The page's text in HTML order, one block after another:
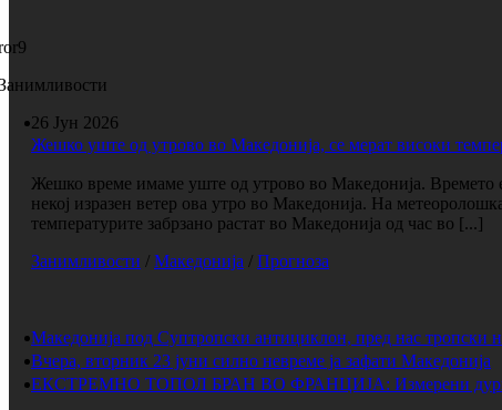
26 Јун 2026
Жешко уште од утрово во Македонија, се мерат високи
Жешко време имаме уште од утрово во Македонија. Времето
некој изразен ветер ова утро во Македонија. На
температурите забрзано растат во Македонија од час во [...]
Занимливости / Македонија / Прогноза
Македонија под Суптропски антициклон, пред нас тропски
Вчера, вторник 23 јуни силно невреме ја зафати Македонија
ЕКСТРЕМНО ТОПОЛ БРАН ВО ФРАНЦИЈА: Измерени дури